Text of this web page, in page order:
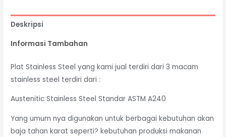
Deskripsi
Informasi Tambahan
Plat Stainless Steel yang kami jual terdiri dari 3 macam
stainless steel terdiri dari :
Austenitic Stainless Steel Standar ASTM A240
Yang umum nya digunakan untuk berbagai kebutuhan akan
baja tahan karat seperti? kebutuhan produksi makanan